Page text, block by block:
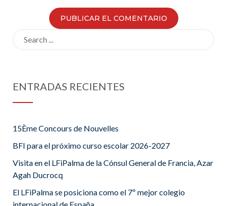
ENTRADAS RECIENTES
15Ème Concours de Nouvelles
BFI para el próximo curso escolar 2026-2027
Visita en el LFiPalma de la Cónsul General de Francia, Azar
Agah Ducrocq
El LFiPalma se posiciona como el 7º mejor colegio